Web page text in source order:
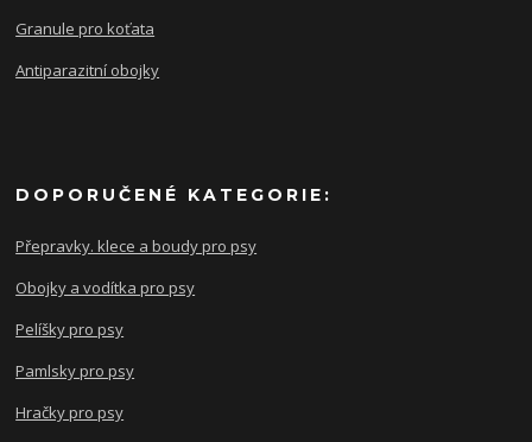
Granule pro koťata
Antiparazitní obojky
DOPORUČENÉ KATEGORIE:
Přepravky. klece a boudy pro psy
Obojky a vodítka pro psy
Pelíšky pro psy
Pamlsky pro psy
Hračky pro psy